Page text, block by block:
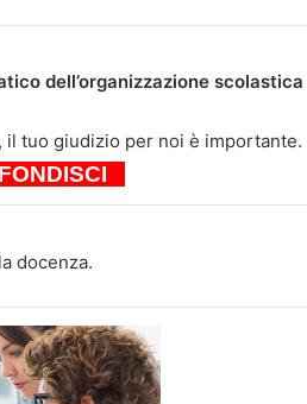
dell’organizzazione scolastica
tuo giudizio per noi è importante.
docenza.